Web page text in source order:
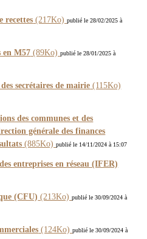
recettes (217Ko)publié le 28/02/2025 à
en M57 (89Ko)publié le 28/01/2025 à
secrétaires de mairie (115Ko)
des communes et des
générale des finances
(885Ko)publié le 14/11/2024 à 15:07
entreprises en réseau (IFER)
(CFU) (213Ko)publié le 30/09/2024 à
(124Ko)publié le 30/09/2024 à